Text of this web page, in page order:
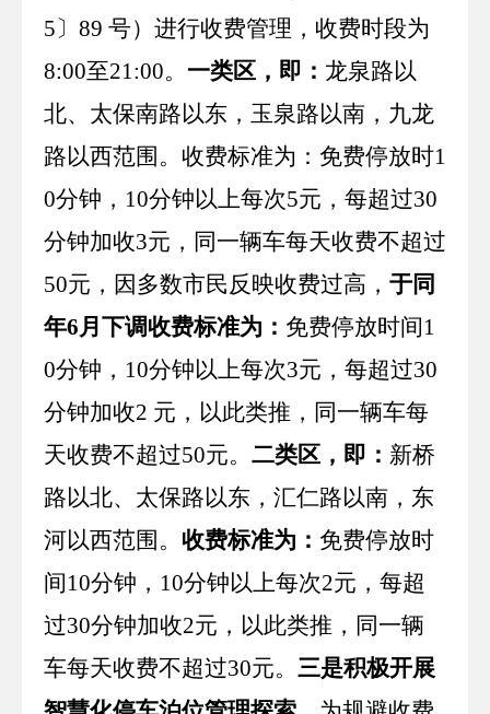
5〕 89 号）进行收费管理，收费时段为
8:00至21:00。 一类区，即： 龙泉路以
北、太保南路以东，玉泉路以南，九龙
路以西范围。收费标准为：免费停放时1
0分钟， 10分钟以上每次5元，每超过30
分钟加收3元，同一辆车每天收费不超过
50元，因多数市民反映收费过高， 于同
年6月下调收费标准为： 免费停放时间1
0分钟， 10分钟以上每次3元，每超过30
分钟加收2 元，以此类推，同一辆车每
天收费不超过50元。 二类区，即： 新桥
路以北、太保路以东，汇仁路以南，东
河以西范围。 收费标准为： 免费停放时
间10分钟， 10分钟以上每次2元，每超
过30分钟加收2元，以此类推，同一辆
车每天收费不超过30元。 三是积极开展